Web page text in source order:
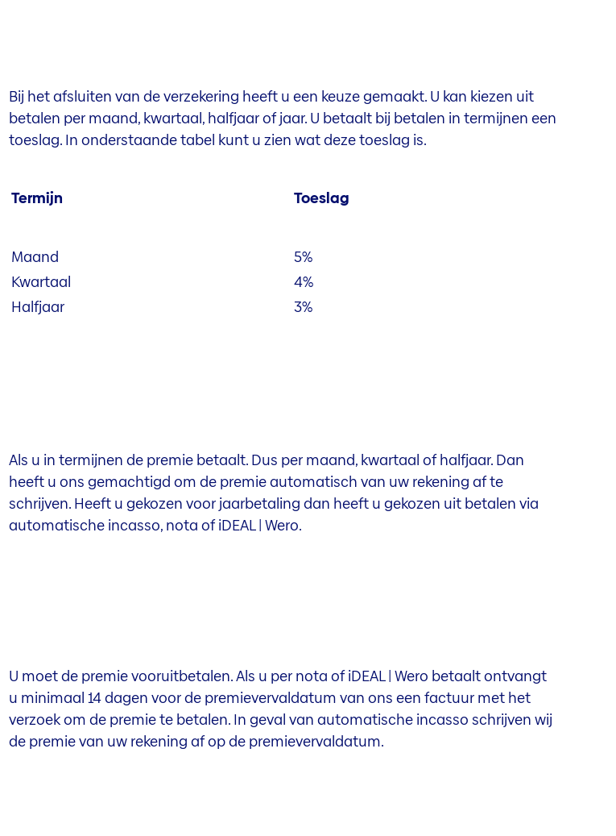
Bij het afsluiten van de verzekering heeft u een keuze gemaakt. U kan kiezen uit
betalen per maand, kwartaal, halfjaar of jaar. U betaalt bij betalen in termijnen een
toeslag. In onderstaande tabel kunt u zien wat deze toeslag is.
Termijn Toeslag
Maand
5%
Kwartaal
4%
Halfjaar
3%
Als u in termijnen de premie betaalt. Dus per maand, kwartaal of halfjaar. Dan
heeft u ons gemachtigd om de premie automatisch van uw rekening af te
schrijven. Heeft u gekozen voor jaarbetaling dan heeft u gekozen uit betalen via
automatische incasso, nota of iDEAL | Wero.
U moet de premie vooruitbetalen. Als u per nota of iDEAL | Wero betaalt ontvangt
u minimaal 14 dagen voor de premievervaldatum van ons een factuur met het
verzoek om de premie te betalen. In geval van automatische incasso schrijven wij
de premie van uw rekening af op de premievervaldatum.